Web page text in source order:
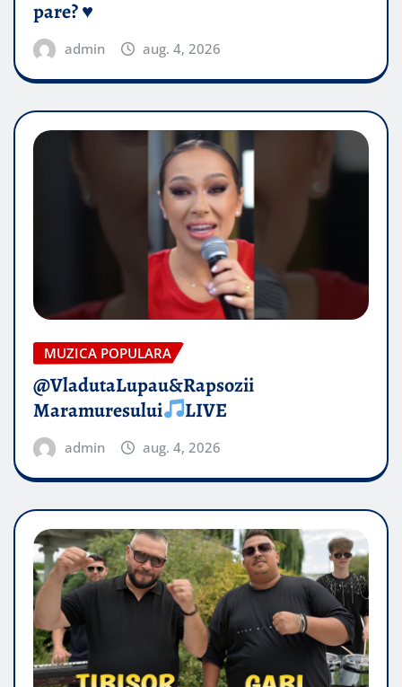
pare? ♥️
admin aug. 4, 2026
MUZICA POPULARA
@VladutaLupau&Rapsozii
Maramuresului
LIVE
admin aug. 4, 2026